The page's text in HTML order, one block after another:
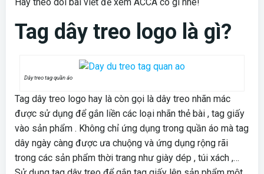
Tag dây treo logo là gì?
Dây treo tag quần áo
Tag dây treo logo hay là còn gọi là dây treo nhãn mác
được sử dụng để gắn liền các loại nhãn thẻ bài , tag giấy
vào sản phẩm . Không chỉ ứng dụng trong quần áo mà tag
dây ngày càng được ưa chuộng và ứng dụng rộng rãi
trong các sản phẩm thời trang như giày dép , túi xách ,…